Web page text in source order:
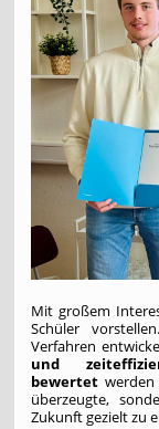
Mit großem
Schüler
Verfahren
und
bewertet
überzeugte,
Zukunft gezielt zu